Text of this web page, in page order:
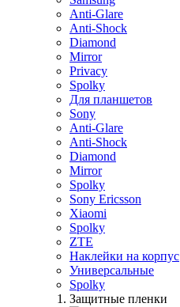
Anti-Glare
Anti-Shock
Diamond
Mirror
Privacy
Spolky
Для планшетов
Sony
Anti-Glare
Anti-Shock
Diamond
Mirror
Spolky
Sony Ericsson
Xiaomi
Spolky
ZTE
Наклейки на корпус
Универсальные
Spolky
Защитные пленки